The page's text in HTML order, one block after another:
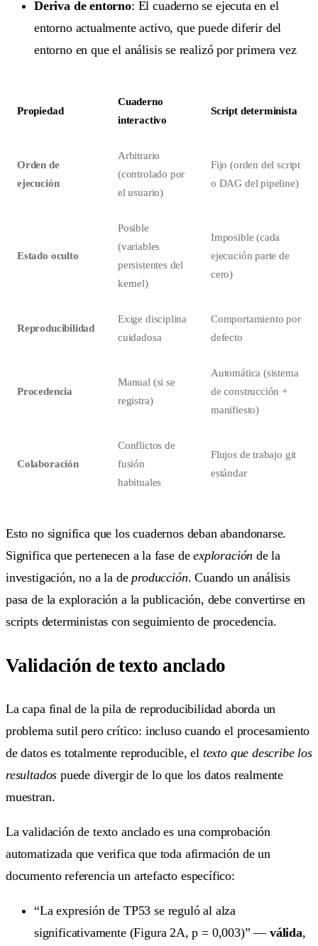
Deriva de entorno: El cuaderno se ejecuta en el
entorno actualmente activo, que puede diferir del
entorno en que el análisis se realizó por primera vez
Propiedad
Cuaderno
interactivo
Script determinista
Orden de
ejecución
Arbitrario
(controlado por
el usuario)
Fijo (orden del script
o DAG del pipeline)
Estado oculto
Posible
(variables
persistentes del
kernel)
Imposible (cada
ejecución parte de
cero)
Reproducibilidad
Exige disciplina
cuidadosa
Comportamiento por
defecto
Procedencia
Manual (si se
registra)
Automática (sistema
de construcción +
manifiesto)
Colaboración
Conflictos de
fusión
habituales
Flujos de trabajo git
estándar
Esto no significa que los cuadernos deban abandonarse.
Significa que pertenecen a la fase deexploración de la
investigación, no a la deproducción. Cuando un análisis
pasa de la exploración a la publicación, debe convertirse en
scripts deterministas con seguimiento de procedencia.
Validación de texto anclado
La capa final de la pila de reproducibilidad aborda un
problema sutil pero crítico: incluso cuando el procesamiento
de datos es totalmente reproducible, el texto que describe los
resultados puede divergir de lo que los datos realmente
muestran.
La validación de texto anclado es una comprobación
automatizada que verifica que toda afirmación de un
documento referencia un artefacto específico:
“La expresión de TP53 se reguló al alza
significativamente (Figura 2A, p = 0,003)” — válida,